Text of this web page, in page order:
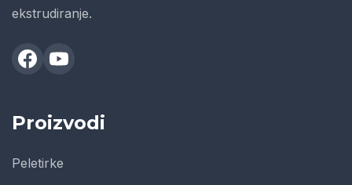
ekstrudiranje.
Proizvodi
Peletirke